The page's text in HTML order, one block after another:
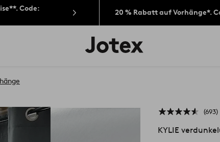
Code:
20 % Rabatt auf Vorhänge*.
Jotex-
Logo
693
KYLIE